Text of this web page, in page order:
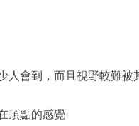
人會到，而且視野較難被
，喜歡在頂點